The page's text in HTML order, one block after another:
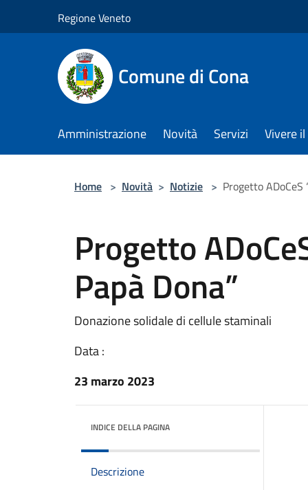
Regione Veneto
Comune di Cona
Amministrazione Novità Servizi Vivere
Home > Novità > Notizie > Progetto ADoCeS
Progetto
Papà Dona”
Donazione solidale di cellule staminali
Data :
23 marzo 2023
INDICE DELLA PAGINA
Descrizione